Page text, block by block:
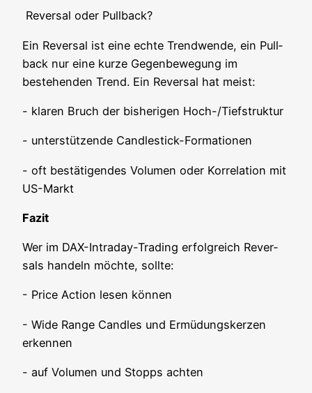
Rever­sal oder Pullback?
Ein Rever­sal ist eine ech­te Trend­wen­de, ein Pull­
back nur eine kur­ze Gegen­be­we­gung im
bestehen­den Trend. Ein Rever­sal hat meist:
- kla­ren Bruch der bis­he­ri­gen Hoch-/Tief­struk­tur
- unter­stüt­zen­de Candlestick-Formationen
- oft bestä­ti­gen­des Volu­men oder Kor­re­la­ti­on mit
US-Markt
Fazit
Wer im DAX-Intra­day-Tra­ding erfolg­reich Rever­
sals han­deln möch­te, sollte:
- Pri­ce Action lesen können
- Wide Ran­ge Cand­les und Ermü­dungs­ker­zen
erkennen
- auf Volu­men und Stopps achten